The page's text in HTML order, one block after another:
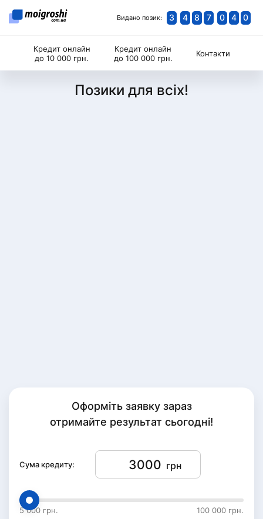
Кредит онлайн
до 10 000 грн.
Кредит онлайн
до 100 000 грн.
Контакти
Видано позик: 3 4 8 7 0 4 0
Позики для всіх!
Оформіть заявку зараз
отримайте результат сьогодні!
Сума кредиту: грн
5 000 грн. 100 000 грн.